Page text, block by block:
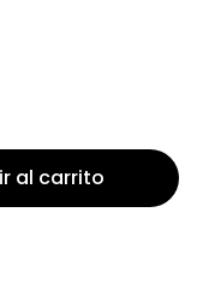
al carrito